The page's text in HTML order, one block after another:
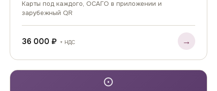
Карты под каждого, ОСАГО в приложении и
зарубежный QR
36 000 ₽ + НДС →
⊙